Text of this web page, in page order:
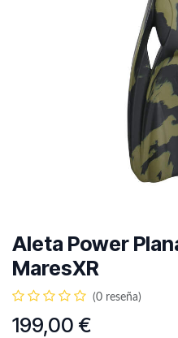
Aleta Power
MaresXR
(0 reseña)
199,00 €